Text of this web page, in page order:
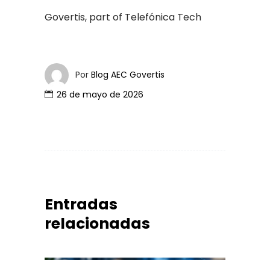
Govertis, part of Telefónica Tech
Por Blog AEC Govertis
26 de mayo de 2026
Entradas
relacionadas